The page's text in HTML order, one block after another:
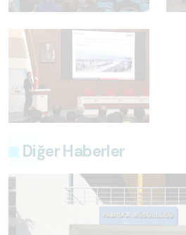
Diğer Haberler